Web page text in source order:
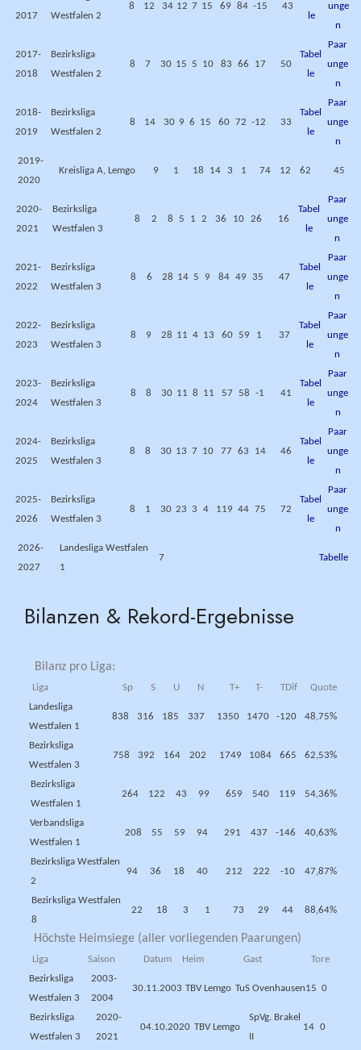
2017
Westfalen 2
8 12 34 12 7 15 69 84 -15 43
le
unge
n
2017-
2018
Bezirksliga
Westfalen 2
8 7 30 15 5 10 83 66 17 50
Tabel
le
Paar
unge
n
2018-
2019
Bezirksliga
Westfalen 2
8 14 30 9 6 15 60 72 -12 33
Tabel
le
Paar
unge
n
2019-
2020
Kreisliga A, Lemgo 9 1 18 14 3 1 74 12 62 45
2020-
2021
Bezirksliga
Westfalen 3
8 2 8 5 1 2 36 10 26 16
Tabel
le
Paar
unge
n
2021-
2022
Bezirksliga
Westfalen 3
8 6 28 14 5 9 84 49 35 47
Tabel
le
Paar
unge
n
2022-
2023
Bezirksliga
Westfalen 3
8 9 28 11 4 13 60 59 1 37
Tabel
le
Paar
unge
n
2023-
2024
Bezirksliga
Westfalen 3
8 8 30 11 8 11 57 58 -1 41
Tabel
le
Paar
unge
n
2024-
2025
Bezirksliga
Westfalen 3
8 8 30 13 7 10 77 63 14 46
Tabel
le
Paar
unge
n
2025-
2026
Bezirksliga
Westfalen 3
8 1 30 23 3 4 119 44 75 72
Tabel
le
Paar
unge
n
2026-
2027
Landesliga Westfalen
1
7 Tabelle
Bilanzen & Rekord-Ergebnisse
Bilanz pro Liga:
Liga Sp S U N T+ T- TDif
Quote
Landesliga
Westfalen 1
838 316 185 337 1350 1470 -120 48,75%
Bezirksliga
Westfalen 3
758 392 164 202 1749 1084 665 62,53%
Bezirksliga
Westfalen 1
264 122 43 99 659 540 119 54,36%
Verbandsliga
Westfalen 1
208 55 59 94 291 437 -146 40,63%
Bezirksliga Westfalen
2
94 36 18 40 212 222 -10 47,87%
Bezirksliga Westfalen
8
22 18 3 1 73 29 44 88,64%
Höchste Heimsiege (aller vorliegenden Paarungen)
Liga Saison Datum Heim Gast
Tore
Bezirksliga
Westfalen 3
2003-
2004
30.11.2003 TBV Lemgo TuS Ovenhausen15 0
Bezirksliga
Westfalen 3
2020-
2021
04.10.2020 TBV Lemgo
SpVg. Brakel
II
14 0